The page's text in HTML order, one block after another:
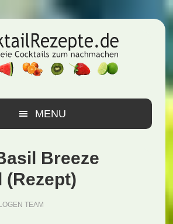
MENU
Breeze
(Rezept)
TEAM